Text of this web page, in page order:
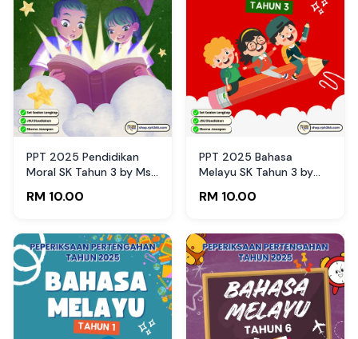
PPT 2025 Pendidikan
Moral SK Tahun 3 by Ms
RM 10.00
PPT 2025 Bahasa
Melayu SK Tahun 3 by
RM 10.00